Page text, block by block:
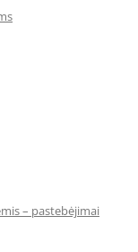
– pastebėjimai